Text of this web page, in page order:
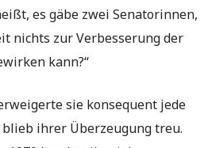
es gäbe zwei Senatorinnen,
nichts zur Verbesserung der
kann?“
sie konsequent jede
ihrer Überzeugung treu.